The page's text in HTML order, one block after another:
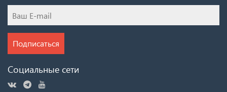
Подписаться
Социальные сети